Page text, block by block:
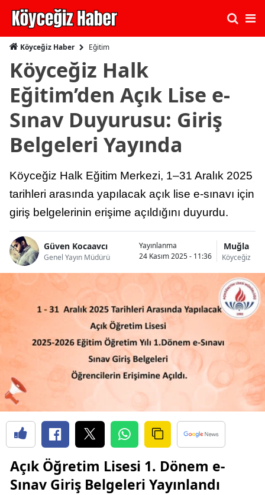
Köyceğiz Haber Eğitim
Köyceğiz Halk
Eğitim’den Açık Lise e-
Sınav Duyurusu: Giriş
Belgeleri Yayında
Köyceğiz Halk Eğitim Merkezi, 1–31 Aralık 2025
tarihleri arasında yapılacak açık lise e-sınavı için
giriş belgelerinin erişime açıldığını duyurdu.
Güven Kocaavcı
Genel Yayın Müdürü
Yayınlanma
24 Kasım 2025 - 11:36
Muğla
Köyceğiz
Açık Öğretim Lisesi 1. Dönem e-
Sınav Giriş Belgeleri Yayınlandı